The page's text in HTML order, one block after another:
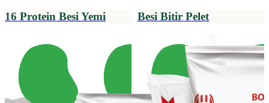
16 Protein Besi Yemi Besi Bitir Pelet